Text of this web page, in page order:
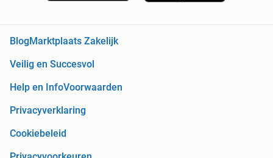
BlogMarktplaats Zakelijk
Veilig en Succesvol
Help en InfoVoorwaarden
Privacyverklaring
Cookiebeleid